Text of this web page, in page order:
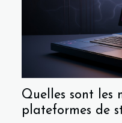
Quelles sont les
plateformes de